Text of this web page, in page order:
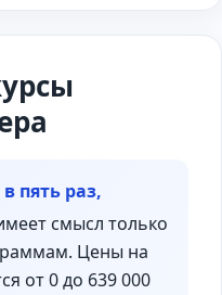
пять раз,
смысл только
Цены на
от 0 до 639 000